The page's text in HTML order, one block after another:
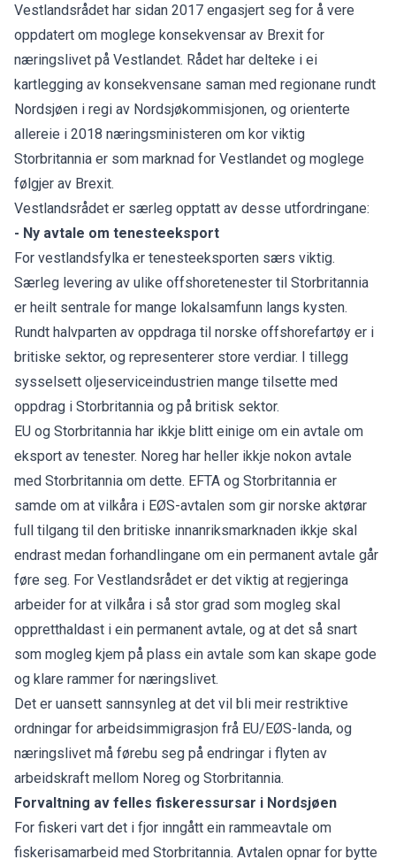
Vestlandsrådet har sidan 2017 engasjert seg for å vere
oppdatert om moglege konsekvensar av Brexit for
næringslivet på Vestlandet. Rådet har delteke i ei
kartlegging av konsekvensane saman med regionane rundt
Nordsjøen i regi av Nordsjøkommisjonen, og orienterte
allereie i 2018 næringsministeren om kor viktig
Storbritannia er som marknad for Vestlandet og moglege
følgjer av Brexit.
Vestlandsrådet er særleg opptatt av desse utfordringane:
- Ny avtale om tenesteeksport
For vestlandsfylka er tenesteeksporten særs viktig.
Særleg levering av ulike offshoretenester til Storbritannia
er heilt sentrale for mange lokalsamfunn langs kysten.
Rundt halvparten av oppdraga til norske offshorefartøy er i
britiske sektor, og representerer store verdiar. I tillegg
sysselsett oljeserviceindustrien mange tilsette med
oppdrag i Storbritannia og på britisk sektor.
EU og Storbritannia har ikkje blitt einige om ein avtale om
eksport av tenester. Noreg har heller ikkje nokon avtale
med Storbritannia om dette. EFTA og Storbritannia er
samde om at vilkåra i EØS-avtalen som gir norske aktørar
full tilgang til den britiske innanriksmarknaden ikkje skal
endrast medan forhandlingane om ein permanent avtale går
føre seg. For Vestlandsrådet er det viktig at regjeringa
arbeider for at vilkåra i så stor grad som mogleg skal
oppretthaldast i ein permanent avtale, og at det så snart
som mogleg kjem på plass ein avtale som kan skape gode
og klare rammer for næringslivet.
Det er uansett sannsynleg at det vil bli meir restriktive
ordningar for arbeidsimmigrasjon frå EU/EØS-landa, og
næringslivet må førebu seg på endringar i flyten av
arbeidskraft mellom Noreg og Storbritannia.
Forvaltning av felles fiskeressursar i Nordsjøen
For fiskeri vart det i fjor inngått ein rammeavtale om
fiskerisamarbeid med Storbritannia. Avtalen opnar for bytte